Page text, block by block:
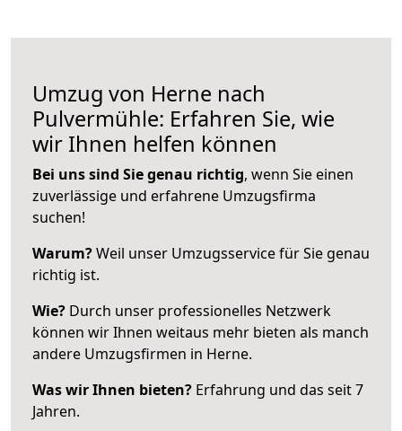
Umzug von Herne nach
Pulvermühle: Erfahren Sie, wie
wir Ihnen helfen können
Bei uns sind Sie genau richtig, wenn Sie einen
zuverlässige und erfahrene Umzugsfirma
suchen!
Warum?Weil unser Umzugsservice für Sie genau
richtig ist.
Wie? Durch unser professionelles Netzwerk
können wir Ihnen weitaus mehr bieten als manch
andere Umzugsfirmen in Herne.
Was wir Ihnen bieten? Erfahrung und das seit 7
Jahren.